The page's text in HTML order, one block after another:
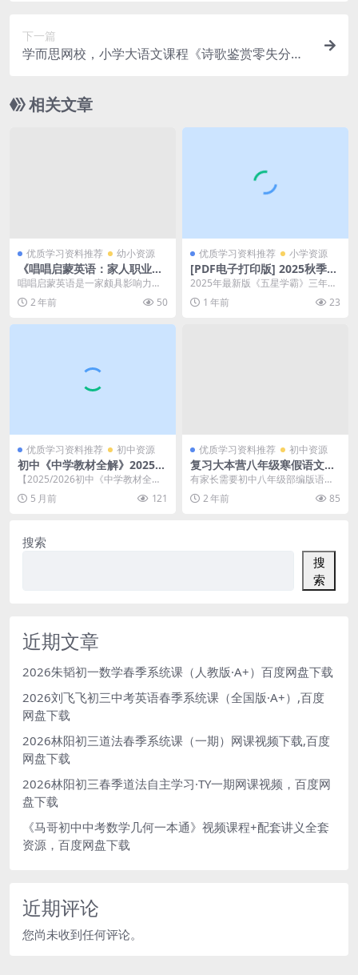
下一篇
学而思网校，小学大语文课程《诗歌鉴赏零失分冲
相关文章
优质学习资料推荐 幼小资源
《唱唱启蒙英语：家人职业》
启蒙英语儿歌,家庭成员词汇学
盘下载
唱唱启蒙英语是一家颇具影响力的
亲子启蒙英语引领品牌，致力于为0
-6岁的幼儿提供全...
2 年前 50
优质学习资料推荐 小学资源
[PDF电子打印版] 2025秋季
五星学霸 三年级上次语文 答
总页数 33 页
2025年最新版《五星学霸》三年级
语文答案指南来啦！41.34M的PDF
文件，3...
1 年前 23
优质学习资料推荐 初中资源
初中《中学教材全解》2025-2
026七八九年级上下册合集
（多版本适配）夸克网盘下载
【2025/2026初中《中学教材全
解》七八九年级上下册合集电子
版】全套资源现可...
5 月前 121
优质学习资料推荐 初中资源
复习大本营八年级寒假语文部
编版，初中八年级语文寒假作
业电子版79页PDF文档，百度
网盘下载
有家长需要初中八年级部编版语文
寒假作业电子版下载，推荐：复习
大本营八年级寒假语文...
2 年前 85
搜索
搜
索
近期文章
2026朱韬初一数学春季系统课（人教版·A+）百度网盘下载
2026刘飞飞初三中考英语春季系统课（全国版·A+）,百度
网盘下载
2026林阳初三道法春季系统课（一期）网课视频下载,百度
网盘下载
2026林阳初三春季道法自主学习·TY一期网课视频，百度网
盘下载
《马哥初中中考数学几何一本通》视频课程+配套讲义全套
资源，百度网盘下载
近期评论
您尚未收到任何评论。